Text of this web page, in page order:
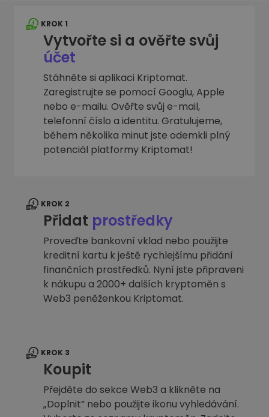
KROK 1
Vytvořte si a ověřte svůj
účet
Stáhněte si aplikaci Kriptomat.
Zaregistrujte se pomocí Googlu, Apple
nebo e-mailu. Ověřte svůj e-mail,
telefonní číslo a identitu. Gratulujeme,
během několika minut jste odemkli plný
potenciál platformy Kriptomat!
KROK 2
Přidat prostředky
Proveďte bankovní vklad nebo použijte
kreditní kartu k ještě rychlejšímu přidání
finančních prostředků. Nyní jste připraveni
k nákupu a 2000+ dalších kryptoměn s
Web3 peněženkou Kriptomat.
KROK 3
Koupit
Přejděte do sekce Web3 a klikněte na
„Doplnit“ nebo použijte ikonu vyhledávání.